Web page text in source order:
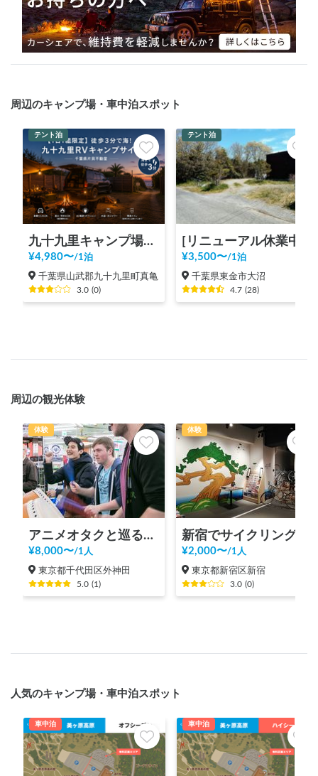
周辺のキャンプ場・車中泊スポット
テント泊
九十九里キャンプ場片貝｜海徒歩3分・ペット可・浜焼きBBQもOK、観光・サーフィン拠点に
¥4,980〜/1泊
千葉県山武郡九十九里町真亀
3.0 (0)
テント泊
¥3,500〜/1泊
千葉県東金市大沼
4.7 (28)
周辺の観光体験
体験
アニメオタクと巡る秋葉原ツアー！
¥8,000〜/1人
東京都千代田区外神田
5.0 (1)
体験
¥2,000〜/1人
東京都新宿区新宿
3.0 (0)
人気のキャンプ場・車中泊スポット
車中泊 車中泊